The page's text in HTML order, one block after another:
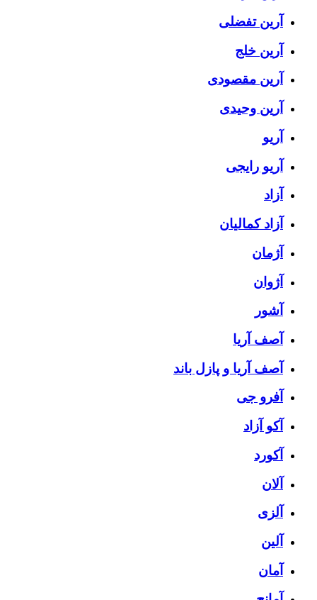
آرین تفضلی
آرین خلج
آرین مقصودی
آرین وحیدی
آریو
آریو رایجی
آزاد
آزاد کمالیان
آژمان
آژوان
آشور
آصف آریا
آصف آریا و پازل باند
آفرو جی
آکو آزاد
آکورد
آلان
آلزی
آلین
آمان